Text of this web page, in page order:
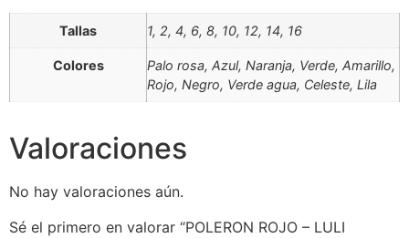
Tallas 1, 2, 4, 6, 8, 10, 12, 14, 16
Colores
Palo rosa, Azul, Naranja, Verde, Amarillo,
Rojo, Negro, Verde agua, Celeste, Lila
Valoraciones
No hay valoraciones aún.
Sé el primero en valorar “POLERON ROJO – LULI